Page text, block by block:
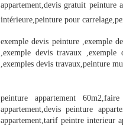
appartement,devis gratuit peinture
intérieure,peinture pour
exemple devis peinture ,exemple
,exemple devis travaux
,exemples devis travaux,peinture
peinture appartement
appartement,devis peinture
appartement,tarif peintre interieur